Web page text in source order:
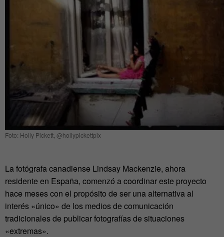
Foto: Holly Pickett, @hollypickettpix
La fotógrafa canadiense Lindsay Mackenzie, ahora
residente en España, comenzó a coordinar este proyecto
hace meses con el propósito de ser una alternativa al
interés «único» de los medios de comunicación
tradicionales de publicar fotografías de situaciones
«extremas».